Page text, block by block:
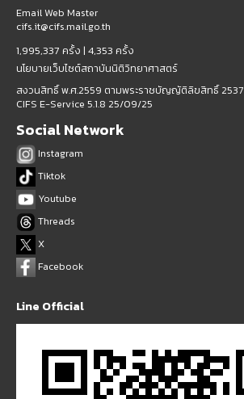
Email Web Master
cifs.it@cifs.mail.go.th
1,995,337 ครั้ง | 4,353 ครั้ง
นโยบายเว็บไซต์สถาบันนิติวิทยาศาสตร์
สงวนสิทธิ์ พ.ศ.2559 ตามพระราชบัญญัติลิขสิทธิ์ 2537
CIFS E-Service 5.1.8 25/09/25
Social Network
Instagram
Tiktok
Youtube
Threads
X
Facebook
Line Official